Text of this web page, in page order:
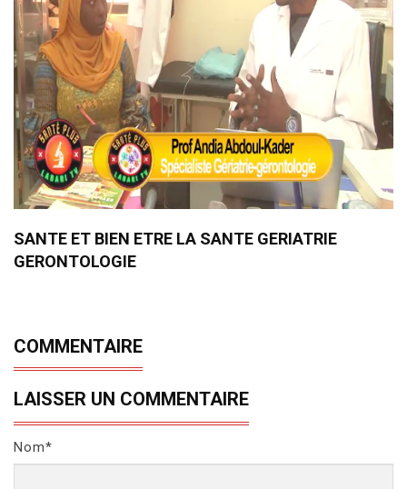
SANTE ET BIEN ETRE LA SANTE GERIATRIE
GERONTOLOGIE
COMMENTAIRE
LAISSER UN COMMENTAIRE
Nom*